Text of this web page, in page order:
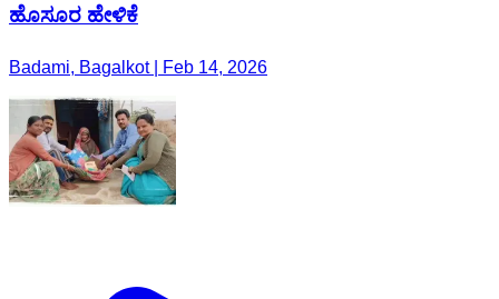
ಹೊಸೂರ ಹೇಳಿಕೆ
Badami, Bagalkot | Feb 14, 2026